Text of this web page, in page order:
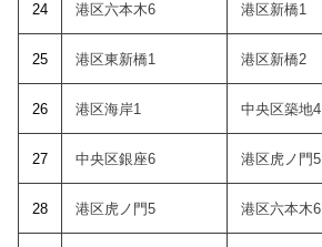
24 港区六本木6 港区新橋1
25 港区東新橋1 港区新橋2
26 港区海岸1 中央区築地4
27 中央区銀座6 港区虎ノ門5
28 港区虎ノ門5 港区六本木6